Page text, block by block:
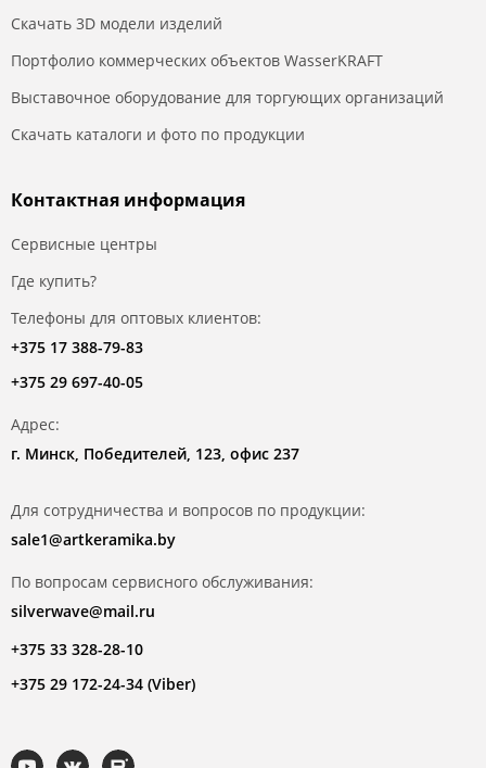
Скачать 3D модели изделий
Портфолио коммерческих объектов WasserKRAFT
Выставочное оборудование для торгующих организаций
Скачать каталоги и фото по продукции
Контактная информация
Сервисные центры
Где купить?
Телефоны для оптовых клиентов:
+375 17 388-79-83
+375 29 697-40-05
Адрес:
г. Минск, Победителей, 123, офис 237
Для сотрудничества и вопросов по продукции:
sale1@artkeramika.by
По вопросам сервисного обслуживания:
silverwave@mail.ru
+375 33 328-28-10
+375 29 172-24-34 (Viber)